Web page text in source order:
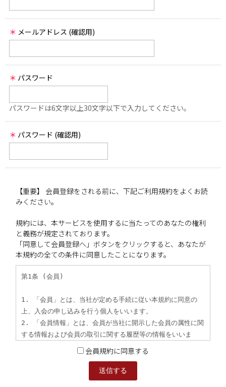
＊ メールアドレス (確認用)
＊ パスワード
パスワードは6文字以上30文字以下で入力してください。
＊ パスワード (確認用)
【重要】 会員登録をされる前に、下記ご利用規約をよくお読
みください。
規約には、本サービスを使用するに当たってのあなたの権利
と義務が規定されております。
「同意して会員登録へ」ボタンをクリックすると、あなたが
本規約の全ての条件に同意したことになります。
会員規約に同意する